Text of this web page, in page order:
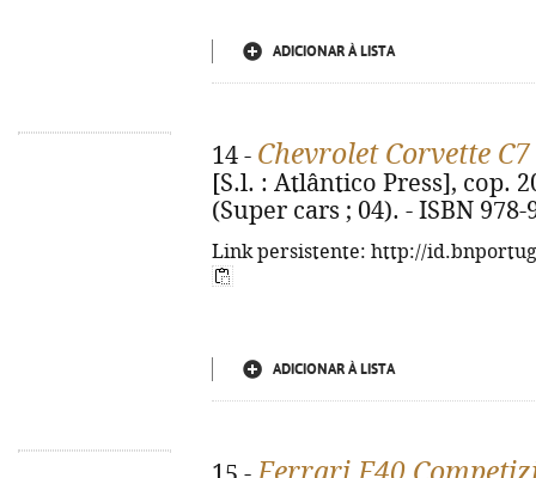
ADICIONAR À LISTA
14 - Chevrolet Corvette
[S.l. : Atlântico Press], cop.
(Super cars ; 04). - ISBN 978-
Link persistente: http://
ADICIONAR À LISTA